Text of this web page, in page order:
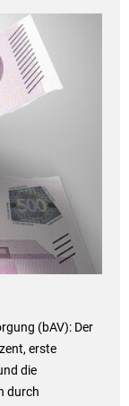
(bAV): Der
erste
die
durch